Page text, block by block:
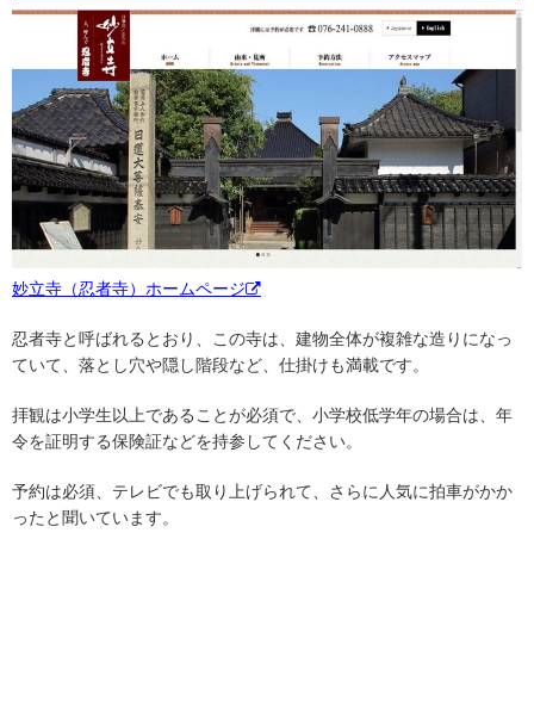
妙立寺（忍者寺）ホームページ
忍者寺と呼ばれるとおり、この寺は、建物全体が複雑な造りになっ
ていて、落とし穴や隠し階段など、仕掛けも満載です。
拝観は小学生以上であることが必須で、小学校低学年の場合は、年
令を証明する保険証などを持参してください。
予約は必須、テレビでも取り上げられて、さらに人気に拍車がかか
ったと聞いています。